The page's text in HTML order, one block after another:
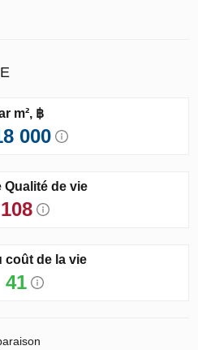
m², ฿
000
Qualité de vie
108
coût de la vie
41